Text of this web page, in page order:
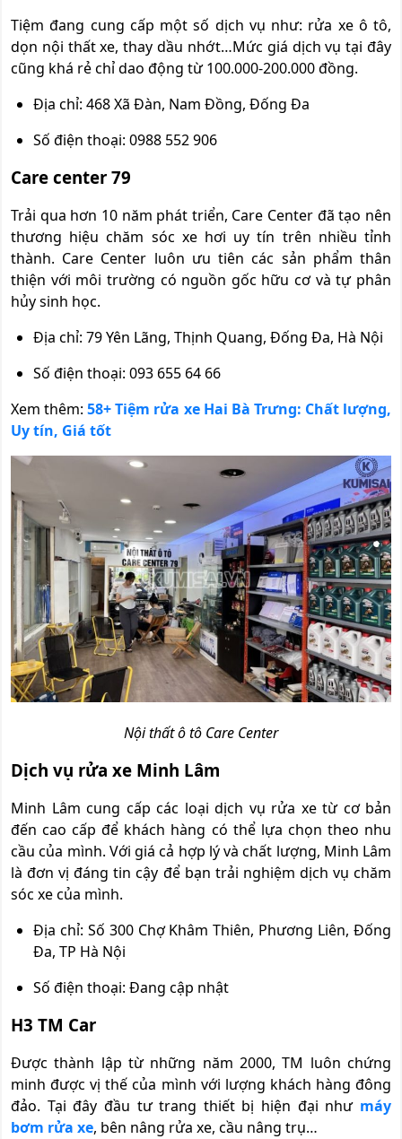
Tiệm đang cung cấp một số dịch vụ như: rửa xe ô tô,
dọn nội thất xe, thay dầu nhớt…Mức giá dịch vụ tại đây
cũng khá rẻ chỉ dao động từ 100.000-200.000 đồng.
Địa chỉ: 468 Xã Đàn, Nam Đồng, Đống Đa
Số điện thoại: 0988 552 906
Care center 79
Trải qua hơn 10 năm phát triển, Care Center đã tạo nên
thương hiệu chăm sóc xe hơi uy tín trên nhiều tỉnh
thành. Care Center luôn ưu tiên các sản phẩm thân
thiện với môi trường có nguồn gốc hữu cơ và tự phân
hủy sinh học.
Địa chỉ: 79 Yên Lãng, Thịnh Quang, Đống Đa, Hà Nội
Số điện thoại: 093 655 64 66
Xem thêm:58+ Tiệm rửa xe Hai Bà Trưng: Chất lượng,
Uy tín, Giá tốt
Nội thất ô tô Care Center
Dịch vụ rửa xe Minh Lâm
Minh Lâm cung cấp các loại dịch vụ rửa xe từ cơ bản
đến cao cấp để khách hàng có thể lựa chọn theo nhu
cầu của mình. Với giá cả hợp lý và chất lượng, Minh Lâm
là đơn vị đáng tin cậy để bạn trải nghiệm dịch vụ chăm
sóc xe của mình.
Địa chỉ: Số 300 Chợ Khâm Thiên, Phương Liên, Đống
Đa, TP Hà Nội
Số điện thoại: Đang cập nhật
H3 TM Car
Được thành lập từ những năm 2000, TM luôn chứng
minh được vị thế của mình với lượng khách hàng đông
đảo. Tại đây đầu tư trang thiết bị hiện đại như máy
bơm rửa xe, bên nâng rửa xe, cầu nâng trụ…